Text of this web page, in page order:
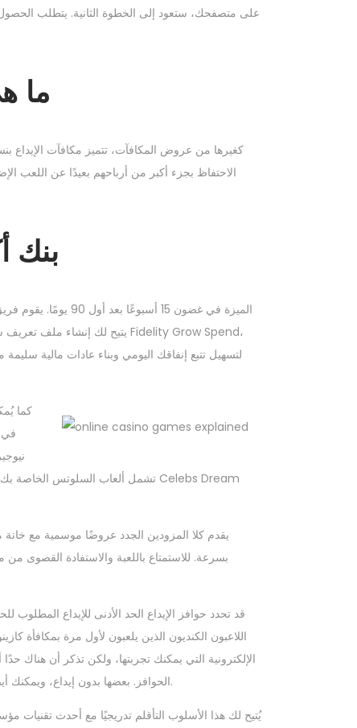
على متصفحك، ستعود إلى الخطوة الثانية. يتطلب
ما
بنك
يقدم كلا المزودين الجدد عروضًا موسمية مع خانة
بسرعة. للاستمتاع باللعبة والاستفادة القصوى
قد تحدد حوافز الإيداع الحد الأدنى للإيداع
الإلكترونية التي يمكنك تجربتها، ولكن تذكر أن هناك
الحوافز. بعضها بدون إيداع، ويمكنك أيضًا الاستفادة من مكافآت الإيداع الأول، بالإضافة إلى إمكانية الوصول إلى الكازينوهات الإلكترونية الأخرى المتاحة.
يُتيح لك هذا الأسلوب التأقلم تدريجيًا مع أحدث تقنيات